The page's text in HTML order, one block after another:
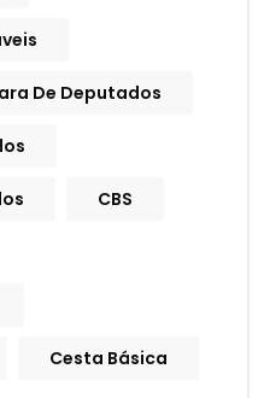
De Deputados
CBS
Cesta Básica